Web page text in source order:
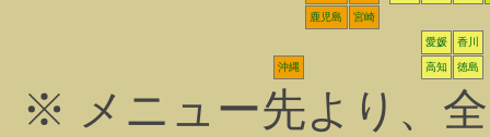
鹿児島 宮崎
愛媛 香川
沖縄 高知 徳島
※ メニュー先より、